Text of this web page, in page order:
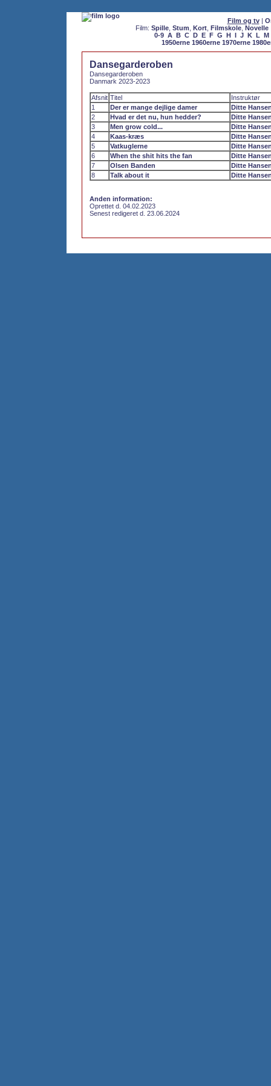
Film og tv|
Film: Spille, Stum Kort, Filmskole, Novelle
0-9 A B C D E F G H I J K L M
1950erne 1960erne 1970erne
Dansegarderoben
Dansegarderoben
Danmark 2023-2023
Afsnit Titel
Instruktør
1
Der er mange dejlige damer
Ditte
2
Hvad er det nu, hun hedder?
Ditte
3
Men grow cold...
Ditte
4
Kaas-kræs
Ditte
5
Vatkuglerne
Ditte
6
When the shit hits the fan
Ditte
7
Olsen Banden
Ditte
8
Talk about it Ditte
Anden information:
Oprettet d. 04.02.2023
Senest redigeret d. 23.06.2024